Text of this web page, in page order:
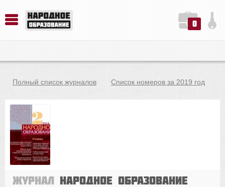
0
Полный список журналов Список номеров за 2019 год
Журнал Народное образование